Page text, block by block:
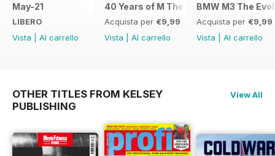
May-21
LIBERO
Vista
Al carrello
40 Years of M The Complete Story
Acquista per €9,99
Vista
Al carrello
BMW M3 The
Acquista per €9,99
Vista
Al carrello
OTHER TITLES FROM KELSEY
PUBLISHING
View All